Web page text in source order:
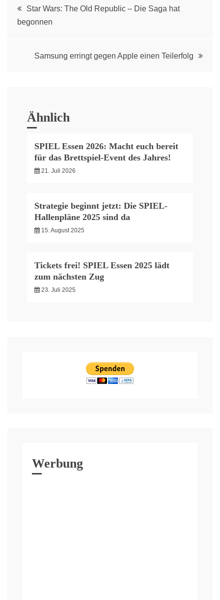
Post
navigation
Star Wars: The Old Republic – Die Saga hat
begonnen
Samsung erringt gegen Apple einen Teilerfolg
Ähnlich
SPIEL Essen 2026: Macht euch bereit
für das Brettspiel-Event des Jahres!
21. Juli 2026
Strategie beginnt jetzt: Die SPIEL-
Hallenpläne 2025 sind da
15. August 2025
Tickets frei! SPIEL Essen 2025 lädt
zum nächsten Zug
23. Juli 2025
Werbung